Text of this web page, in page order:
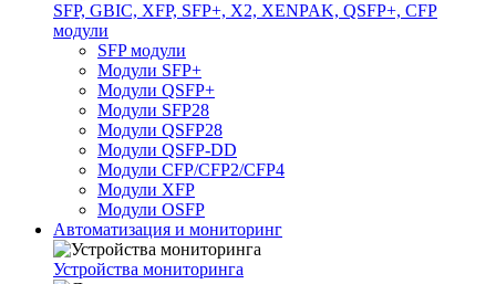
SFP, GBIC, XFP, SFP+, X2, XENPAK, QSFP+, CFP
модули
SFP модули
Модули SFP+
Модули QSFP+
Модули SFP28
Модули QSFP28
Модули QSFP-DD
Модули CFP/CFP2/CFP4
Модули XFP
Модули OSFP
Автоматизация и мониторинг
Устройства мониторинга